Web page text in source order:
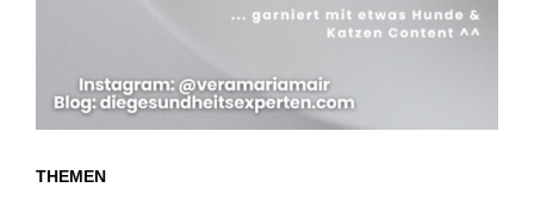
THEMEN